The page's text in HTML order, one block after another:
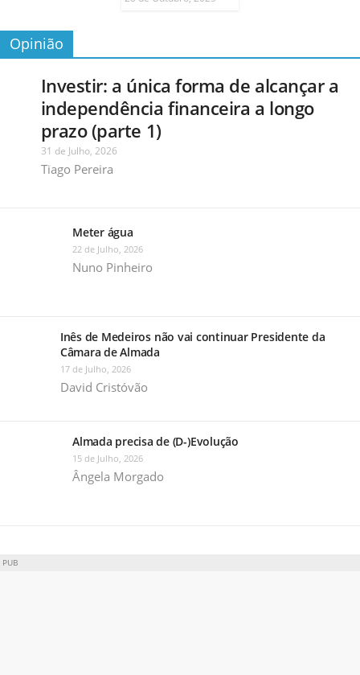
Opinião
Investir: a única forma de alcançar a
independência financeira a longo
prazo (parte 1)
31 de Julho, 2026
Tiago Pereira
Meter água
22 de Julho, 2026
Nuno Pinheiro
Inês de Medeiros não vai continuar Presidente da
Câmara de Almada
17 de Julho, 2026
David Cristóvão
Almada precisa de (D-)Evolução
15 de Julho, 2026
Ângela Morgado
PUB